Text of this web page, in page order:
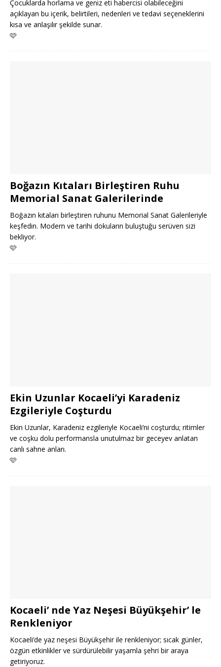
Çocuklarda horlama ve geniz eti habercisi olabileceğini
açıklayan bu içerik, belirtileri, nedenleri ve tedavi seçeneklerini
kısa ve anlaşılır şekilde sunar.
🩷
Boğazın Kıtaları Birleştiren Ruhu
Memorial Sanat Galerilerinde
Boğazın kıtaları birleştiren ruhunu Memorial Sanat Galerileriyle
keşfedin. Modern ve tarihi dokuların buluştuğu serüven sizi
bekliyor.
🩷
Ekin Uzunlar Kocaeli’yi Karadeniz
Ezgileriyle Coşturdu
Ekin Uzunlar, Karadeniz ezgileriyle Kocaeli’ni coşturdu; ritimler
ve coşku dolu performansla unutulmaz bir geceyev anlatan
canlı sahne anları.
🩷
Kocaeli’ nde Yaz Neşesi Büyükşehir’ le
Renkleniyor
Kocaeli’de yaz neşesi Büyükşehir ile renkleniyor; sıcak günler,
özgün etkinlikler ve sürdürülebilir yaşamla şehri bir araya
getiriyoruz.